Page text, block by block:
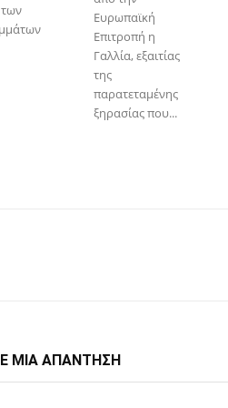
Ευρωπαϊκή
Επιτροπή η
Γαλλία, εξαιτίας
της
παρατεταμένης
ξηρασίας που...
ΜΙΑ ΑΠΑΝΤΗΣΗ